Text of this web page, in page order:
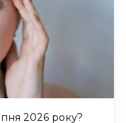
2026 року?